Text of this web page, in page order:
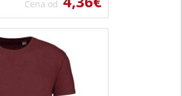
Cena od